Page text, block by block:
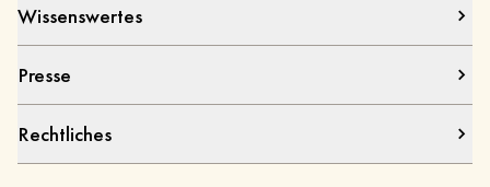
Wissenswertes
Presse
Rechtliches